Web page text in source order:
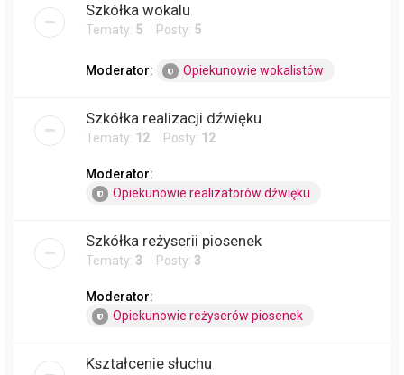
Szkółka wokalu
Tematy: 5 Posty: 5
Moderator: Opiekunowie wokalistów
Szkółka realizacji dźwięku
Tematy: 12Posty: 12
Moderator:
Opiekunowie realizatorów dźwięku
Szkółka reżyserii piosenek
Tematy: 3 Posty: 3
Moderator:
Opiekunowie reżyserów piosenek
Kształcenie słuchu